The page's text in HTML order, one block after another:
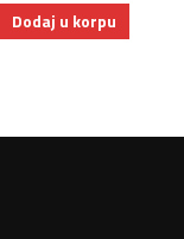
Dodaj u korpu